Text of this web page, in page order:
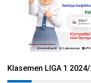
Klasemen LIGA 1